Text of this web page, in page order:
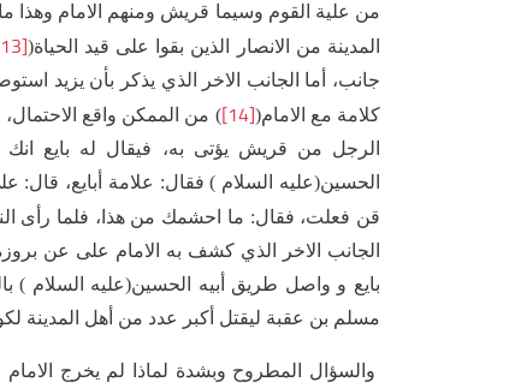
من علية القوم وسيما قريش ومنهم الامام وهذا
المدينة من الانصار الذين بقوا على قيد الحياة(
جانب، أما الجانب الاخر الذي يذكر بأن يزيد
كلامة مع الامام([14]) من الممكن واقع
الرجل من قريش يؤتى به، فيقال له بايع
الحسين(عليه السلام ) فقال: علامة أبايع، قال:
قن فعلت، فقال: ما احشمك من هذا، فلما رأى
الجانب الاخر الذي كشف به الامام على عن
بايع و واصل طريق أبيه الحسين(عليه السلام )
مسلم بن عقبة ليقتل أكبر عدد من أهل المدينة
والسؤال المطروح وبشدة لماذا لم يخرج